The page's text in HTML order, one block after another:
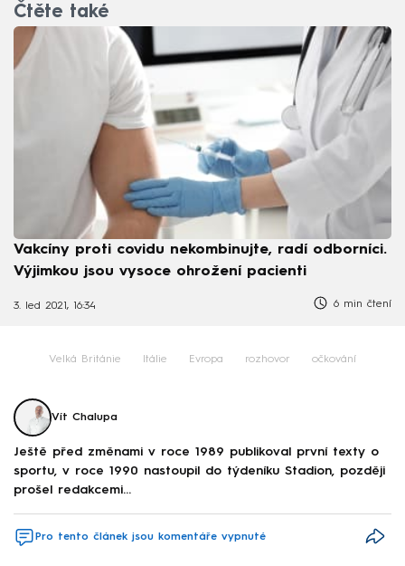
Čtěte také
Vakcíny proti covidu nekombinujte, radí odborníci.
Výjimkou jsou vysoce ohrožení pacienti
3. led 2021, 16:34 6 min čtení
Velká Británie Itálie Evropa rozhovor očkování
Vít Chalupa
Ještě před změnami v roce 1989 publikoval první texty o
sportu, v roce 1990 nastoupil do týdeníku Stadion, později
prošel redakcemi...
Pro tento článek jsou komentáře vypnuté